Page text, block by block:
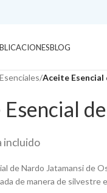
BLOG
/Aceite
incluido
de Nardo Jatamansi de
de manera de silvestre